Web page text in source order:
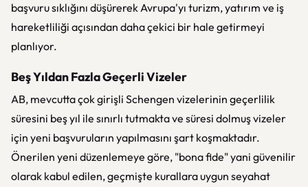
başvuru sıklığını düşürerek Avrupa'yı turizm, yatırım ve iş
hareketliliği açısından daha çekici bir hale getirmeyi
planlıyor.
Beş Yıldan Fazla Geçerli Vizeler
AB, mevcutta çok girişli Schengen vizelerinin geçerlilik
süresini beş yıl ile sınırlı tutmakta ve süresi dolmuş vizeler
için yeni başvuruların yapılmasını şart koşmaktadır.
Önerilen yeni düzenlemeye göre, "bona fide" yani güvenilir
olarak kabul edilen, geçmişte kurallara uygun seyahat